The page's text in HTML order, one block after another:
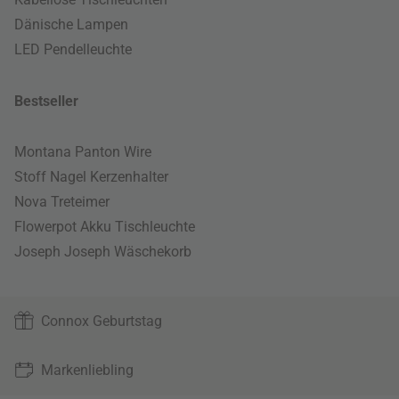
Dänische Lampen
LED Pendelleuchte
Bestseller
Montana Panton Wire
Stoff Nagel Kerzenhalter
Nova Treteimer
Flowerpot Akku Tischleuchte
Joseph Joseph Wäschekorb
Connox Geburtstag
Markenliebling